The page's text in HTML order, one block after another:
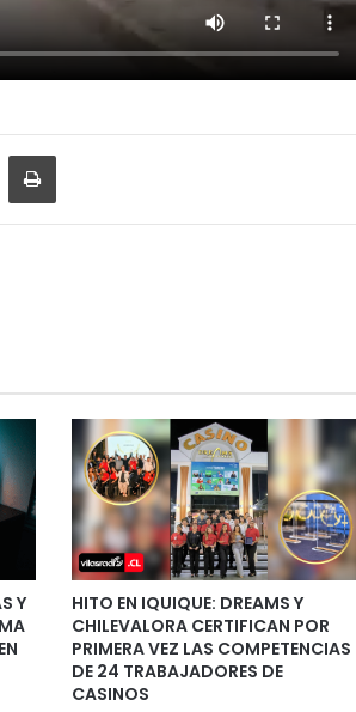
vía email Imprimir
Y
HITO EN IQUIQUE: DREAMS Y
CHILEVALORA CERTIFICAN POR
PRIMERA VEZ LAS COMPETENCIAS
DE 24 TRABAJADORES DE
CASINOS